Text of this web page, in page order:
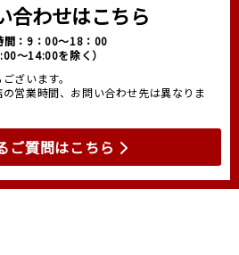
合わせはこちら
間：9：00～18：00
～14:00を除く）
ざいます。
営業時間、お問い合わせ先は異なりま
ご質問はこちら